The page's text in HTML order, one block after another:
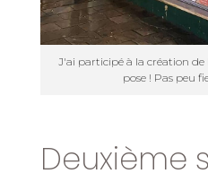
J'ai participé à la création de
pose ! Pas peu
Deuxième